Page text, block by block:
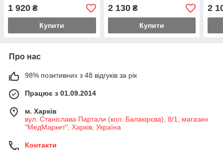
1 920 ₴
Купити
2 130₴
Купити
2
Про нас
98% позитивних з 48 відгуків за рік
Працює з 01.09.2014
м. Харків
вул. Станіслава Партали (кол. Балакірєва), 8/1, магазин
"МедМаркет", Харків, Україна
Контакти